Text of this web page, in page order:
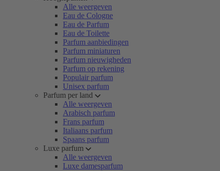
Alle weergeven
Eau de Cologne
Eau de Parfum
Eau de Toilette
Parfum aanbiedingen
Parfum miniaturen
Parfum nieuwigheden
Parfum op rekening
Populair parfum
Unisex parfum
Parfum per land
Alle weergeven
Arabisch parfum
Frans parfum
Italiaans parfum
Spaans parfum
Luxe parfum
Alle weergeven
Luxe damesparfum